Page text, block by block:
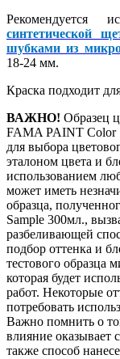
Рекомендуется
синтетической
шубками из
18-24 мм.
Краска подходит
ВАЖНО! Образец
FAMA PAINT Color
для выбора
эталоном цвета и
использованием
может иметь
образца,
Sample 300мл.,
разбеливающей
подбор оттенка и
тестового образца
которая будет
работ. Некоторые
потребовать
Важно помнить о
влияние оказывает
также способ